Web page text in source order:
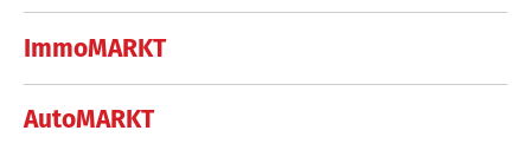
ImmoMARKT
AutoMARKT